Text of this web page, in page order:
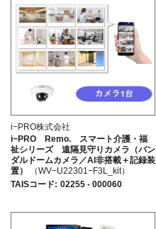
i−PRO株式会社
i−PRO Remo. スマート介護・福
祉シリーズ 遠隔見守りカメラ（バン
ダルドームカメラ／AI非搭載＋記録装
置）
（WV−U22301−F3L_kit）
TAISコード: 02255 - 000060